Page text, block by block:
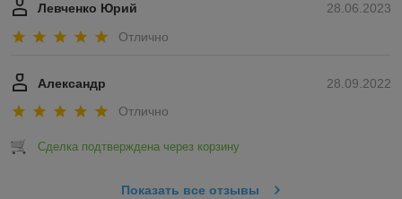
28.06.2023
Левченко Юрий
Отлично
28.09.2022
Александр
Отлично
Сделка подтверждена через корзину
Показать все отзывы